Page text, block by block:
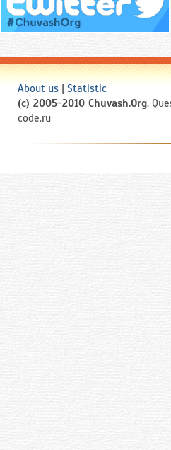
About us | Statistic
(c) 2005-2010 Chuvash.Org.
code.ru